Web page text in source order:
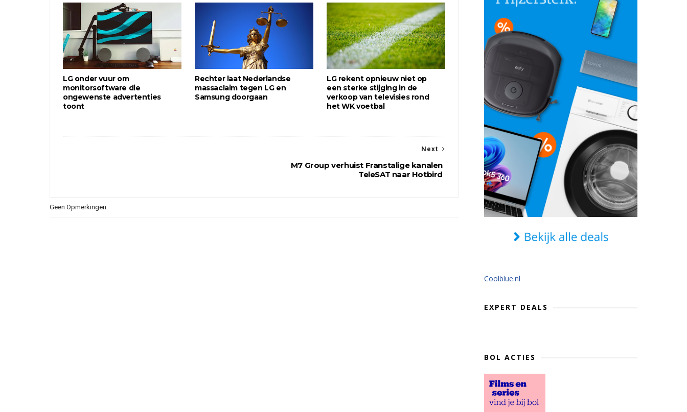
LG onder vuur om
monitorsoftware die
ongewenste advertenties
toont
Rechter laat Nederlandse
massaclaim tegen LG en
Samsung doorgaan
LG rekent opnieuw niet op
een sterke stijging in de
verkoop van televisies rond
het WK voetbal
Next
M7 Group verhuist Franstalige kanalen
TeleSAT naar Hotbird
Geen Opmerkingen:
Coolblue.nl
EXPERT DEALS
BOL ACTIES